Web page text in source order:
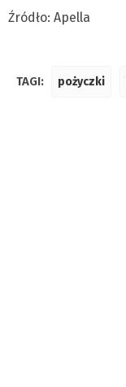
Źródło: Apella
TAGI: pożyczki